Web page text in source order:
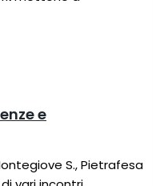
e
S., Pietrafesa